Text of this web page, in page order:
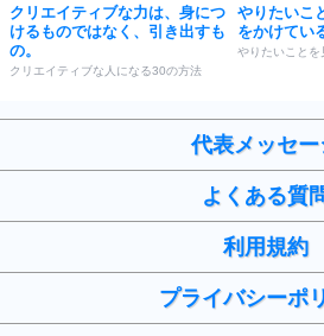
クリエイティブな力は、身につ
けるものではなく、引き出すも
の。
クリエイティブな人になる30の方法
やりたいこ
をかけてい
やりたいこと
代表メッセー
よくある質
利用規約
プライバシーポ